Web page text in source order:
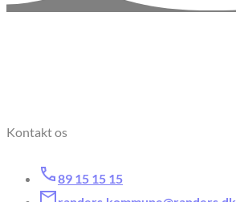
Kontakt os
89 15 15 15